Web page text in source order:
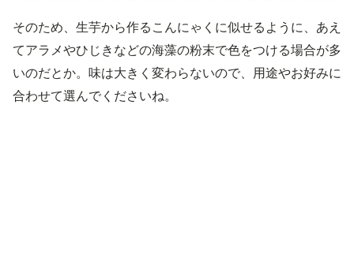
そのため、生芋から作るこんにゃくに似せるように、あえ
てアラメやひじきなどの海藻の粉末で色をつける場合が多
いのだとか。味は大きく変わらないので、用途やお好みに
合わせて選んでくださいね。